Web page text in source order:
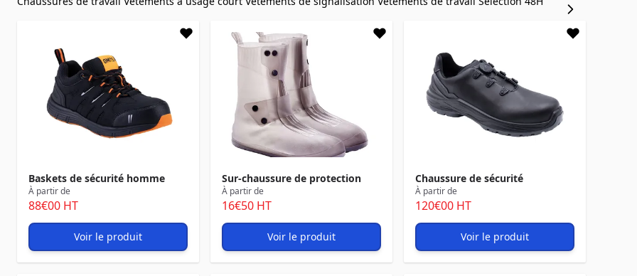
Baskets de sécurité homme
À partir de
88€00 HT
Voir le produit
Sur-chaussure de protection
À partir de
16€50 HT
Voir le produit
Chaussure de sécurité
À partir de
120€00 HT
Voir le produit